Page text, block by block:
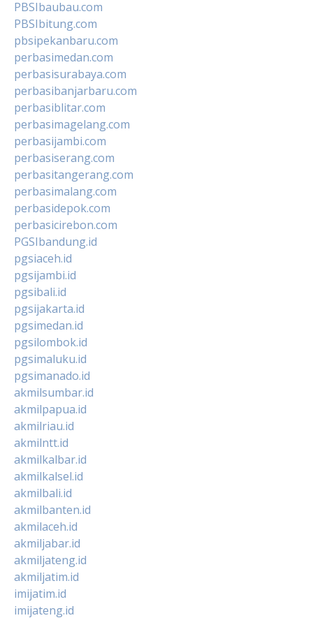
PBSIbaubau.com
PBSIbitung.com
pbsipekanbaru.com
perbasimedan.com
perbasisurabaya.com
perbasibanjarbaru.com
perbasiblitar.com
perbasimagelang.com
perbasijambi.com
perbasiserang.com
perbasitangerang.com
perbasimalang.com
perbasidepok.com
perbasicirebon.com
PGSIbandung.id
pgsiaceh.id
pgsijambi.id
pgsibali.id
pgsijakarta.id
pgsimedan.id
pgsilombok.id
pgsimaluku.id
pgsimanado.id
akmilsumbar.id
akmilpapua.id
akmilriau.id
akmilntt.id
akmilkalbar.id
akmilkalsel.id
akmilbali.id
akmilbanten.id
akmilaceh.id
akmiljabar.id
akmiljateng.id
akmiljatim.id
imijatim.id
imijateng.id